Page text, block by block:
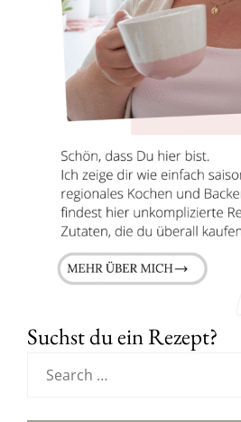
Suchst du ein Rezept?